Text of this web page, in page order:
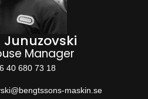
Junuzovski
Manager
40 680 73 18
maskin.se